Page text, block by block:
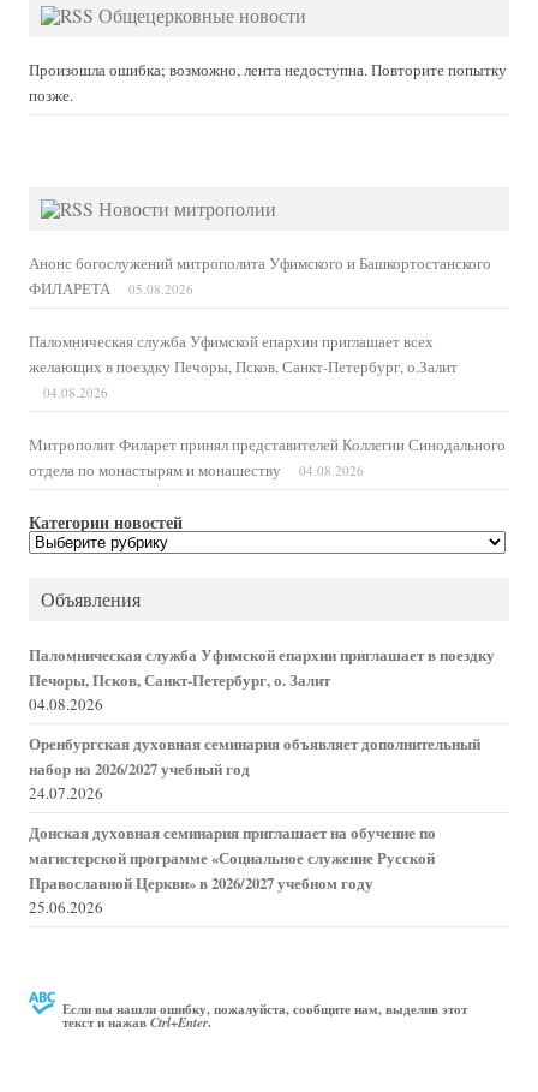
Общецерковные новости
Произошла ошибка; возможно, лента недоступна. Повторите попытку
позже.
Новости митрополии
Анонс богослужений митрополита Уфимского и Башкортостанского
ФИЛАРЕТА
05.08.2026
Паломническая служба Уфимской епархии приглашает всех
желающих в поездку Печоры, Псков, Санкт-Петербург, о.Залит
04.08.2026
Митрополит Филарет принял представителей Коллегии Синодального
отдела по монастырям и монашеству
04.08.2026
Категории новостей
Категории
новостей
Объявления
Паломническая служба Уфимской епархии приглашает в поездку
Печоры, Псков, Санкт-Петербург, о. Залит
04.08.2026
Оренбургская духовная семинария объявляет дополнительный
набор на 2026/2027 учебный год
24.07.2026
Донская духовная семинария приглашает на обучение по
магистерской программе «Социальное служение Русской
Православной Церкви» в 2026/2027 учебном году
25.06.2026
Если вы нашли ошибку, пожалуйста, сообщите нам, выделив этот
текст и нажавCtrl+Enter.